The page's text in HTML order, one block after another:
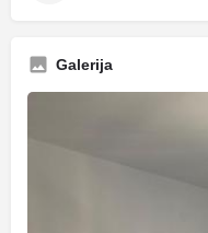
Galerija